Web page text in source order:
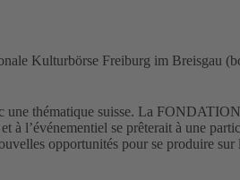
Kulturbörse Freiburg im Breisgau
une thématique suisse. La
à l’événementiel se prêterait à une
opportunités pour se produire sur